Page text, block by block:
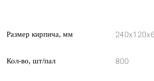
Размер кирпича, мм
Кол-во, шт/пал 800